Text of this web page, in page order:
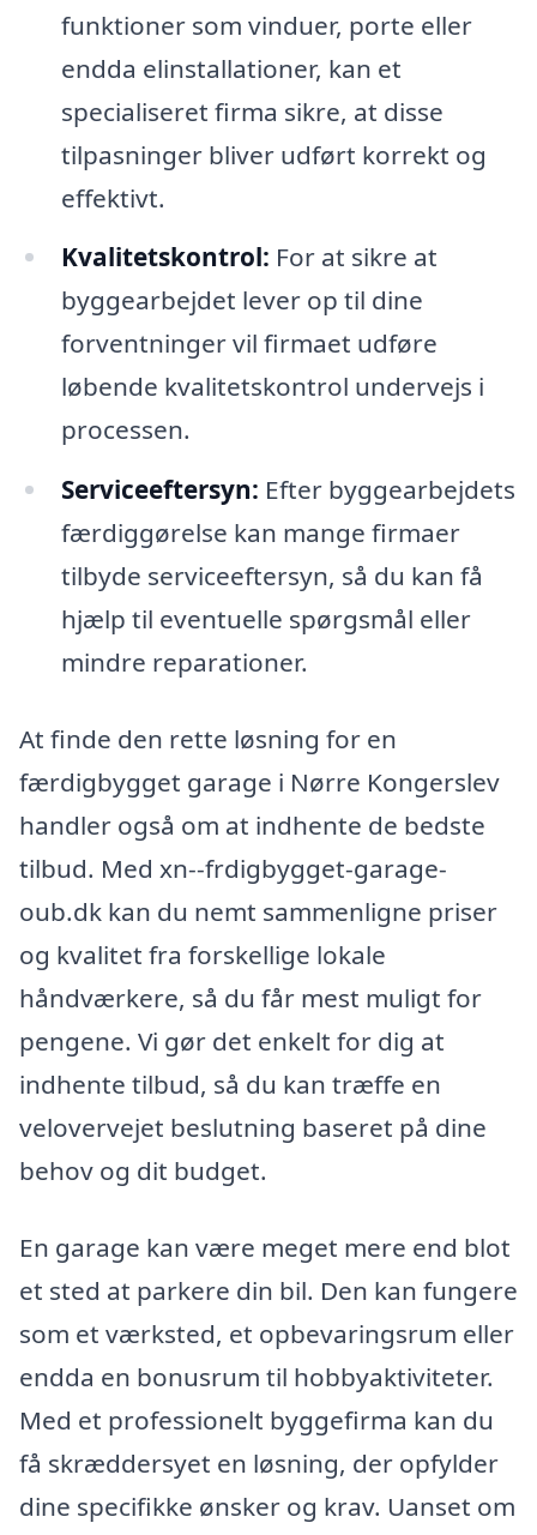
funktioner som vinduer, porte eller
endda elinstallationer, kan et
specialiseret firma sikre, at disse
tilpasninger bliver udført korrekt og
effektivt.
Kvalitetskontrol: For at sikre at
byggearbejdet lever op til dine
forventninger vil firmaet udføre
løbende kvalitetskontrol undervejs i
processen.
Serviceeftersyn: Efter byggearbejdets
færdiggørelse kan mange firmaer
tilbyde serviceeftersyn, så du kan få
hjælp til eventuelle spørgsmål eller
mindre reparationer.
At finde den rette løsning for en
færdigbygget garage i Nørre Kongerslev
handler også om at indhente de bedste
tilbud. Med xn--frdigbygget-garage-
oub.dk kan du nemt sammenligne priser
og kvalitet fra forskellige lokale
håndværkere, så du får mest muligt for
pengene. Vi gør det enkelt for dig at
indhente tilbud, så du kan træffe en
velovervejet beslutning baseret på dine
behov og dit budget.
En garage kan være meget mere end blot
et sted at parkere din bil. Den kan fungere
som et værksted, et opbevaringsrum eller
endda en bonusrum til hobbyaktiviteter.
Med et professionelt byggefirma kan du
få skræddersyet en løsning, der opfylder
dine specifikke ønsker og krav. Uanset om